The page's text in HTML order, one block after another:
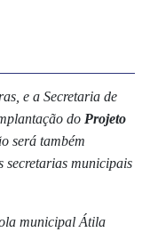
e a Secretaria de
do Projeto
será também
secretarias municipais
municipal Átila